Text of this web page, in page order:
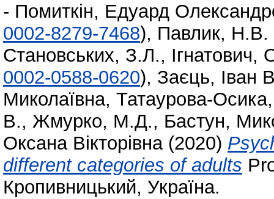
- Помиткін, Едуард
0002-8279-7468), Павлик, Н.В.
Становських, З.Л.,
0002-0588-0620), Заєць, Іван
Миколаївна, Татаурова-
В., Жмурко, М.Д., Бастун,
Оксана Вікторівна(2020)
different categories of adults
Кропивницький, Україна.